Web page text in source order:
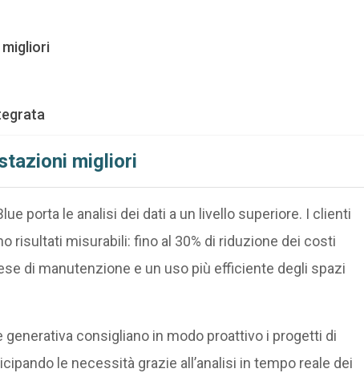
migliori
porta le analisi dei dati a un livello superiore. I clienti
risultati misurabili: fino al 30% di riduzione dei costi
di manutenzione e un uso più efficiente degli spazi
consigliano in modo proattivo i progetti di
le necessità grazie all’analisi in tempo reale dei